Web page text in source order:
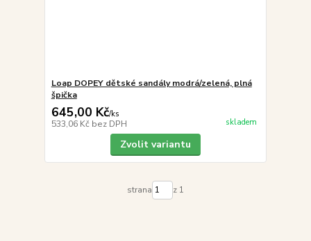
Loap DOPEY dětské sandály modrá/zelená, plná
špička
645,00 Kč/ks
533,06 Kč bez DPH skladem
Zvolit variantu
strana z 1